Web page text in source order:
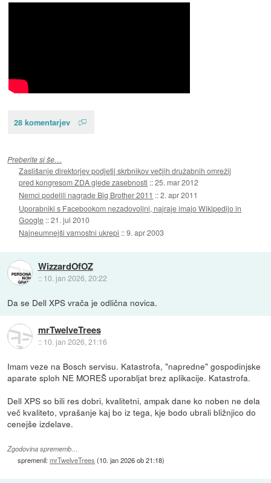
28 komentarjev
Preberite si še…
Zaslišanje direktorjev podjetij skrbnikov večjih družabnih omrežij
pred kongresom ZDA glede zasebnosti ::25. mar 2012
Nemci podelili nagrade Big Brother 2011 ::2. apr 2011
Uporabniki s Facebookom nezadovoljni, najraje imajo Wikipedijo in
Google ::21. jul 2010
Najneumnejši varnostni ukrepi ::9. apr 2003
WizzardOfOZ
:: 10. jan 2026, 20:22
Da se Dell XPS vrača je odlična novica.
mrTwelveTrees
:: 10. jan 2026, 21:16
Imam veze na Bosch servisu. Katastrofa, "napredne" gospodinjske
aparate sploh NE MOREŠ uporabljat brez aplikacije. Katastrofa.
Dell XPS so bili res dobri, kvalitetni, ampak dane ko noben ne dela
več kvaliteto, vprašanje kaj bo iz tega, kje bodo ubrali bližnjico do
cenejše izdelave.
Zgodovina sprememb…
spremenil:mrTwelveTrees (10. jan 2026 ob 21:18)